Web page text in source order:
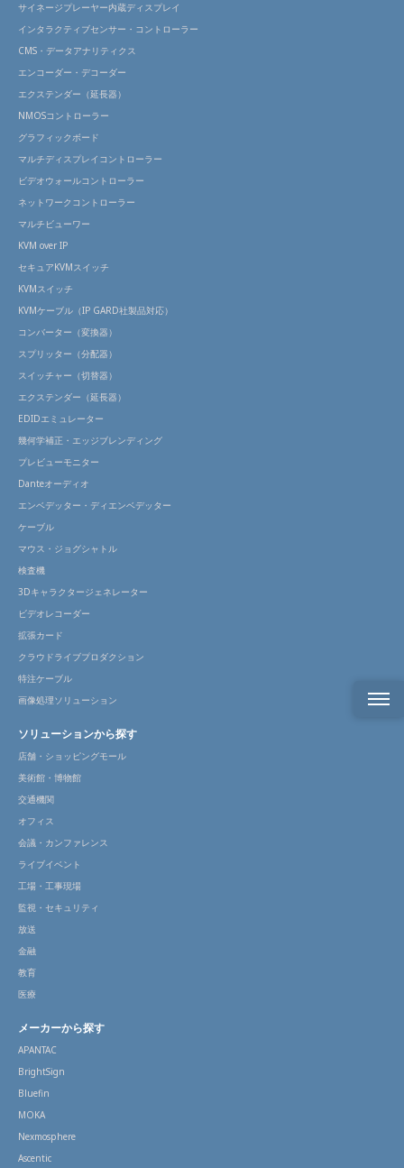
サイネージプレーヤー内蔵ディスプレイ
インタラクティブセンサー・コントローラー
CMS・データアナリティクス
エンコーダー・デコーダー
エクステンダー（延長器）
NMOSコントローラー
グラフィックボード
マルチディスプレイコントローラー
ビデオウォールコントローラー
ネットワークコントローラー
マルチビューワー
KVM over IP
セキュアKVMスイッチ
KVMスイッチ
KVMケーブル（IP GARD社製品対応）
コンバーター（変換器）
スプリッター（分配器）
スイッチャー（切替器）
エクステンダー（延長器）
EDIDエミュレーター
幾何学補正・エッジブレンディング
プレビューモニター
Danteオーディオ
エンベデッター・ディエンベデッター
ケーブル
マウス・ジョグシャトル
検査機
3Dキャラクタージェネレーター
ビデオレコーダー
拡張カード
クラウドライブプロダクション
特注ケーブル
画像処理ソリューション
ソリューションから探す
店舗・ショッピングモール
美術館・博物館
交通機関
オフィス
会議・カンファレンス
ライブイベント
工場・工事現場
監視・セキュリティ
放送
金融
教育
医療
メーカーから探す
APANTAC
BrightSign
Bluefin
MOKA
Nexmosphere
Ascentic